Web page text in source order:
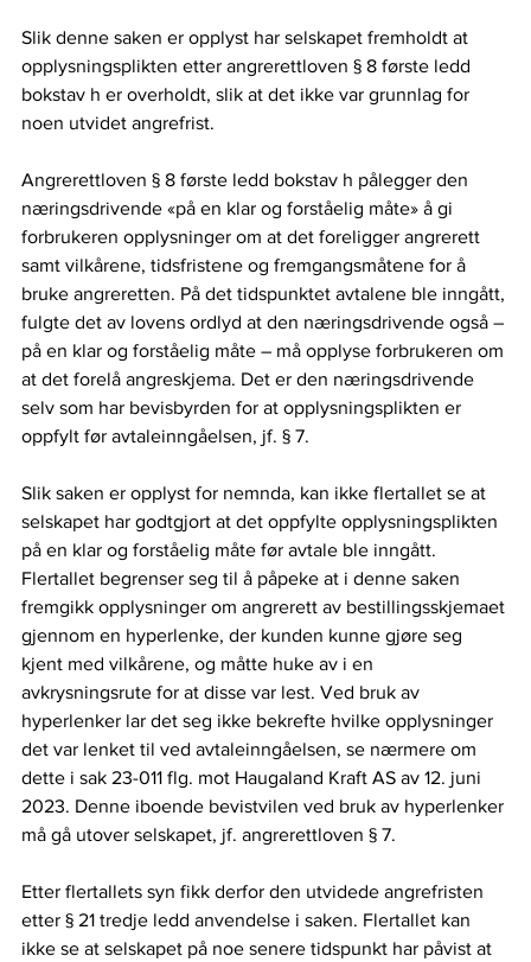
Slik denne saken er opplyst har selskapet fremholdt at
opplysningsplikten etter angrerettloven § 8 første ledd
bokstav h er overholdt, slik at det ikke var grunnlag for
noen utvidet angrefrist.
Angrerettloven § 8 første ledd bokstav h pålegger den
næringsdrivende «på en klar og forståelig måte» å gi
forbrukeren opplysninger om at det foreligger angrerett
samt vilkårene, tidsfristene og fremgangsmåtene for å
bruke angreretten. På det tidspunktet avtalene ble inngått,
fulgte det av lovens ordlyd at den næringsdrivende også –
på en klar og forståelig måte – må opplyse forbrukeren om
at det forelå angreskjema. Det er den næringsdrivende
selv som har bevisbyrden for at opplysningsplikten er
oppfylt før avtaleinngåelsen, jf. § 7.
Slik saken er opplyst for nemnda, kan ikke flertallet se at
selskapet har godtgjort at det oppfylte opplysningsplikten
på en klar og forståelig måte før avtale ble inngått.
Flertallet begrenser seg til å påpeke at i denne saken
fremgikk opplysninger om angrerett av bestillingsskjemaet
gjennom en hyperlenke, der kunden kunne gjøre seg
kjent med vilkårene, og måtte huke av i en
avkrysningsrute for at disse var lest. Ved bruk av
hyperlenker lar det seg ikke bekrefte hvilke opplysninger
det var lenket til ved avtaleinngåelsen, se nærmere om
dette i sak 23-011 flg. mot Haugaland Kraft AS av 12. juni
2023. Denne iboende bevistvilen ved bruk av hyperlenker
må gå utover selskapet, jf. angrerettloven § 7.
Etter flertallets syn fikk derfor den utvidede angrefristen
etter § 21 tredje ledd anvendelse i saken. Flertallet kan
ikke se at selskapet på noe senere tidspunkt har påvist at